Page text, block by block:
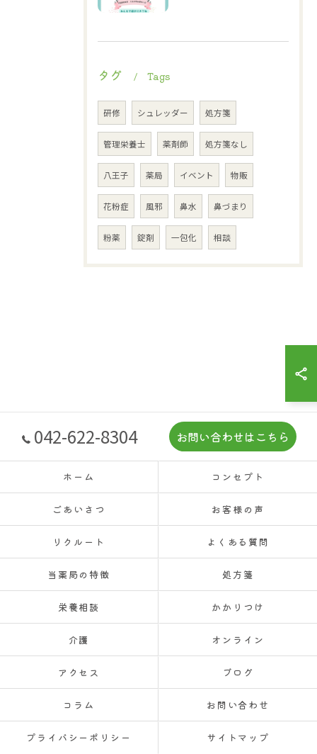
タグ Tags
研修 シュレッダー 処方箋
管理栄養士 薬剤師 処方箋なし
八王子 薬局 イベント 物販
花粉症 風邪 鼻水 鼻づまり
粉薬 錠剤 一包化 相談
042-622-8304 お問い合わせはこちら
ホーム コンセプト
ごあいさつ お客様の声
リクルート よくある質問
当薬局の特徴 処方箋
栄養相談 かかりつけ
介護 オンライン
アクセス ブログ
コラム お問い合わせ
プライバシーポリシー サイトマップ